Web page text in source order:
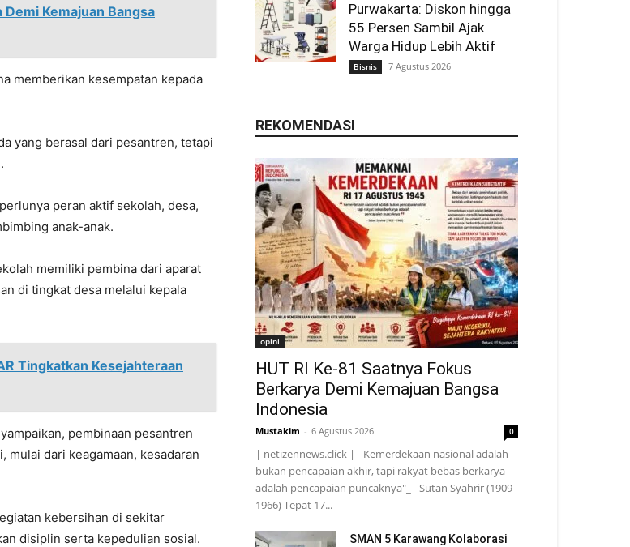
Demi Kemajuan Bangsa
memberikan kesempatan kepada
yang berasal dari pesantren, tetapi
peran aktif sekolah, desa,
anak-anak.
memiliki pembina dari aparat
di tingkat desa melalui kepala
Tingkatkan Kesejahteraan
pembinaan pesantren
dari keagamaan, kesadaran
kebersihan di sekitar
disiplin serta kepedulian sosial.
Purwakarta: Diskon hingga
55 Persen Sambil Ajak
Warga Hidup Lebih Aktif
Bisnis 7 Agustus 2026
REKOMENDASI
opini
HUT RI Ke-81 Saatnya Fokus
Berkarya Demi Kemajuan Bangsa
Indonesia
Mustakim - 6 Agustus 2026 0
| netizennews.click | - Kemerdekaan nasional adalah
bukan pencapaian akhir, tapi rakyat bebas berkarya
adalah pencapaian puncaknya"_ - Sutan Syahrir (1909 -
1966) Tepat 17...
SMAN 5 Karawang Kolaborasi